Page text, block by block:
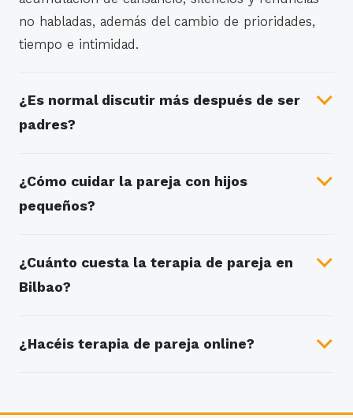
no habladas, además del cambio de prioridades,
tiempo e intimidad.
¿Es normal discutir más después de ser
padres?
¿Cómo cuidar la pareja con hijos
pequeños?
¿Cuánto cuesta la terapia de pareja en
Bilbao?
¿Hacéis terapia de pareja online?